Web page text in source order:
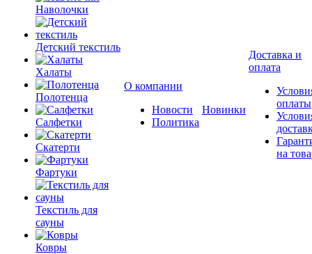
Наволочки
Детский текстиль
Халаты
Полотенца
Салфетки
Скатерти
Фартуки
Текстиль для
сауны
Ковры
О компании
Новости
Политика
Новинки
Доставка и
оплата
оплаты
на